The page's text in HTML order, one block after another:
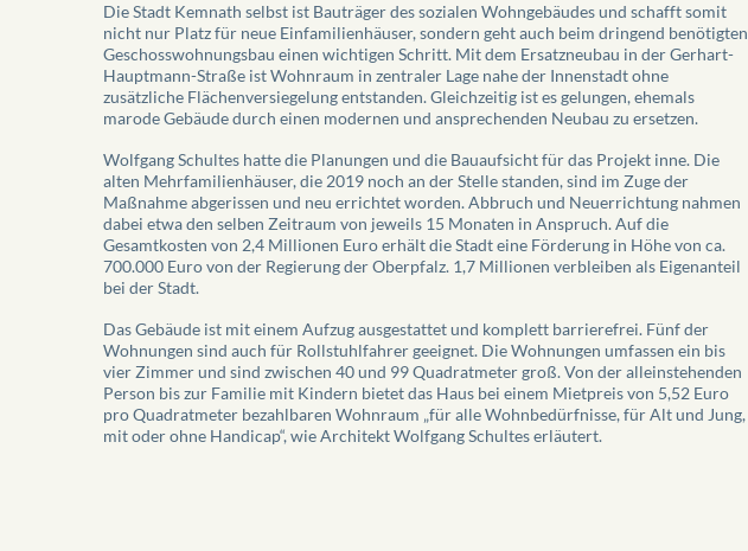
Die Stadt Kemnath selbst ist Bauträger des sozialen Wohngebäudes und schafft somit
nicht nur Platz für neue Einfamilienhäuser, sondern geht auch beim dringend benötigten
Geschosswohnungsbau einen wichtigen Schritt. Mit dem Ersatzneubau in der Gerhart-
Hauptmann-Straße ist Wohnraum in zentraler Lage nahe der Innenstadt ohne
zusätzliche Flächenversiegelung entstanden. Gleichzeitig ist es gelungen, ehemals
marode Gebäude durch einen modernen und ansprechenden Neubau zu ersetzen.
Wolfgang Schultes hatte die Planungen und die Bauaufsicht für das Projekt inne. Die
alten Mehrfamilienhäuser, die 2019 noch an der Stelle standen, sind im Zuge der
Maßnahme abgerissen und neu errichtet worden. Abbruch und Neuerrichtung nahmen
dabei etwa den selben Zeitraum von jeweils 15 Monaten in Anspruch. Auf die
Gesamtkosten von 2,4 Millionen Euro erhält die Stadt eine Förderung in Höhe von ca.
700.000 Euro von der Regierung der Oberpfalz. 1,7 Millionen verbleiben als Eigenanteil
bei der Stadt.
Das Gebäude ist mit einem Aufzug ausgestattet und komplett barrierefrei. Fünf der
Wohnungen sind auch für Rollstuhlfahrer geeignet. Die Wohnungen umfassen ein bis
vier Zimmer und sind zwischen 40 und 99 Quadratmeter groß. Von der alleinstehenden
Person bis zur Familie mit Kindern bietet das Haus bei einem Mietpreis von 5,52 Euro
pro Quadratmeter bezahlbaren Wohnraum „für alle Wohnbedürfnisse, für Alt und Jung,
mit oder ohne Handicap“, wie Architekt Wolfgang Schultes erläutert.